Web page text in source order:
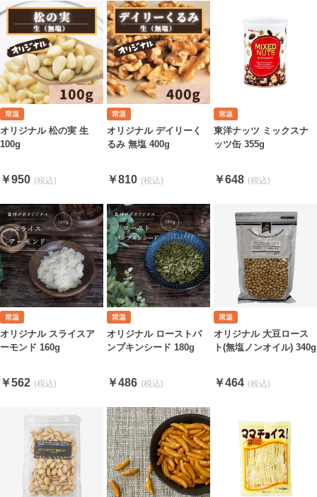
オリジナル 松の実 生
100g
￥950
オリジナル デイリーく
るみ 無塩 400g
￥810
東洋ナッツ ミックスナ
ッツ缶 355g
￥648
オリジナル スライスア
ーモンド 160g
￥562
オリジナル ローストパ
ンプキンシード 180g
￥486
オリジナル 大豆ロース
ト(無塩ノンオイル) 340g
￥464